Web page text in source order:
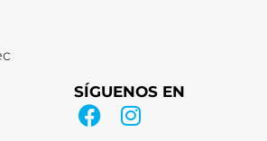
SÍGUENOS EN